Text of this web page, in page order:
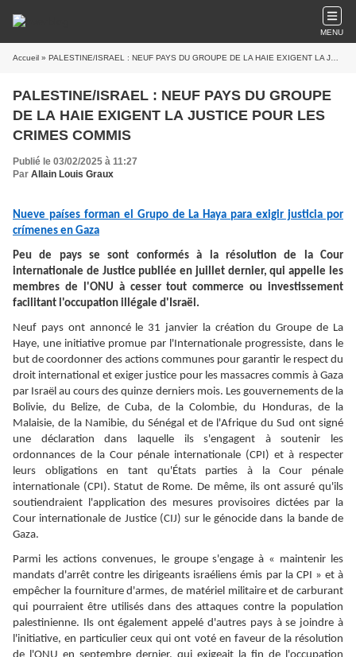
MENU
Accueil » PALESTINE/ISRAEL : NEUF PAYS DU GROUPE DE LA HAIE EXIGENT LA JUSTICE POUR LES CRIMES COMMIS
PALESTINE/ISRAEL : NEUF PAYS DU GROUPE
DE LA HAIE EXIGENT LA JUSTICE POUR LES
CRIMES COMMIS
Publié le 03/02/2025 à 11:27
Par Allain Louis Graux
Nueve países forman el Grupo de La Haya para exigir justicia por
crímenes en Gaza
Peu de pays se sont conformés à la résolution de la Cour
internationale de Justice publiée en juillet dernier, qui appelle les
membres de l'ONU à cesser tout commerce ou investissement
facilitant l'occupation illégale d'Israël.
Neuf pays ont annoncé le 31 janvier la création du Groupe de La
Haye, une initiative promue par l'Internationale progressiste, dans le
but de coordonner des actions communes pour garantir le respect du
droit international et exiger justice pour les massacres commis à Gaza
par Israël au cours des quinze derniers mois. Les gouvernements de la
Bolivie, du Belize, de Cuba, de la Colombie, du Honduras, de la
Malaisie, de la Namibie, du Sénégal et de l'Afrique du Sud ont signé
une déclaration dans laquelle ils s'engagent à soutenir les
ordonnances de la Cour pénale internationale (CPI) et à respecter
leurs obligations en tant qu'États parties à la Cour pénale
internationale (CPI). Statut de Rome. De même, ils ont assuré qu'ils
soutiendraient l'application des mesures provisoires dictées par la
Cour internationale de Justice (CIJ) sur le génocide dans la bande de
Gaza.
Parmi les actions convenues, le groupe s'engage à « maintenir les
mandats d'arrêt contre les dirigeants israéliens émis par la CPI » et à
empêcher la fourniture d'armes, de matériel militaire et de carburant
qui pourraient être utilisés dans des attaques contre la population
palestinienne. Ils ont également appelé d'autres pays à se joindre à
l'initiative, en particulier ceux qui ont voté en faveur de la résolution